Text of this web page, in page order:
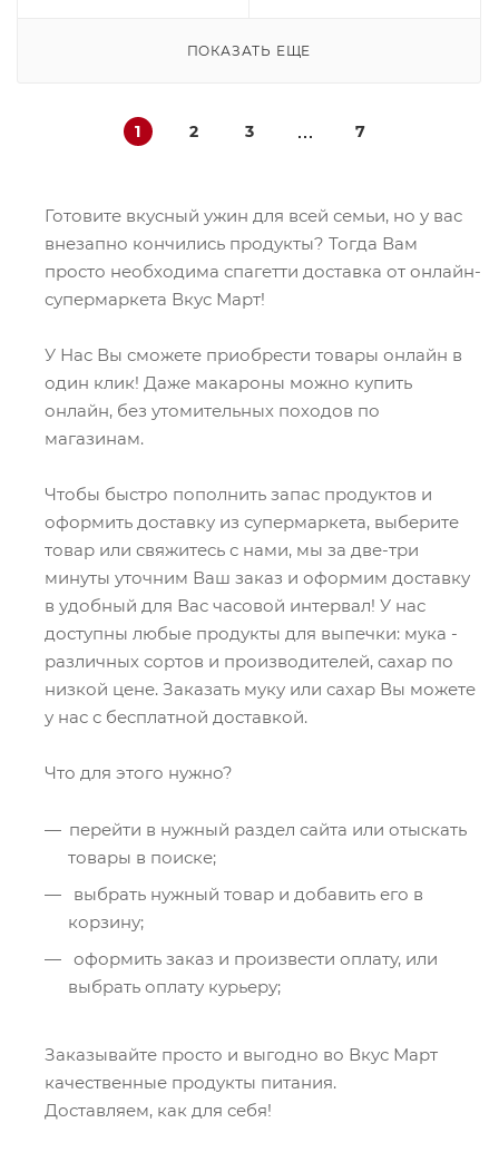
ПОКАЗАТЬ ЕЩЕ
1 2 3 7
Готовите вкусный ужин для всей семьи, но у вас
внезапно кончились продукты? Тогда Вам
просто необходима спагетти доставка от онлайн-
супермаркета Вкус Март!
У Нас Вы сможете приобрести товары онлайн в
один клик! Даже макароны можно купить
онлайн, без утомительных походов по
магазинам.
Чтобы быстро пополнить запас продуктов и
оформить доставку из супермаркета, выберите
товар или свяжитесь с нами, мы за две-три
минуты уточним Ваш заказ и оформим доставку
в удобный для Вас часовой интервал! У нас
доступны любые продукты для выпечки: мука -
различных сортов и производителей, сахар по
низкой цене. Заказать муку или сахар Вы можете
у нас с бесплатной доставкой.
Что для этого нужно?
перейти в нужный раздел сайта или отыскать
товары в поиске;
выбрать нужный товар и добавить его в
корзину;
оформить заказ и произвести оплату, или
выбрать оплату курьеру;
Заказывайте просто и выгодно во Вкус Март
качественные продукты питания.
Доставляем, как для себя!